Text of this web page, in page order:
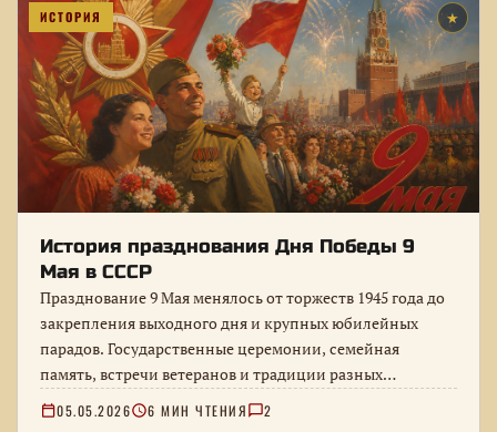
ИСТОРИЯ ★
История празднования Дня Победы 9
Мая в СССР
Празднование 9 Мая менялось от торжеств 1945 года до
закрепления выходного дня и крупных юбилейных
парадов. Государственные церемонии, семейная
память, встречи ветеранов и традиции разных…
05.05.2026 6 МИН ЧТЕНИЯ 2